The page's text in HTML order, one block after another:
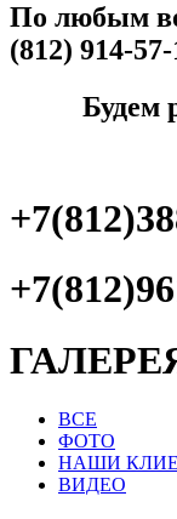
По любым
(812) 914-
Будем
ВСЕ
ФОТО
НАШИ
ВИДЕО